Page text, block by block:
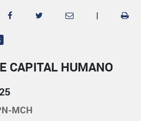
|
CAPITAL HUMANO
MCH